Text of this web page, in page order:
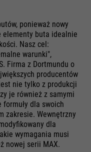
nowych sesji
za
dane są
Analytics.
Map
są
zapytaniach
przegladarki
Zawiera
którego
zapisywania
i innych
język
ponieważ nowy
elementy buta idealnie
Nasz cel:
warunki",
Firma z Dortmundu o
producentów
nie tylko z produkcji
je również z samymi
formuły dla swoich
zakresie. Wewnętrzny
dla
wymagania musi
nowej serii MAX.